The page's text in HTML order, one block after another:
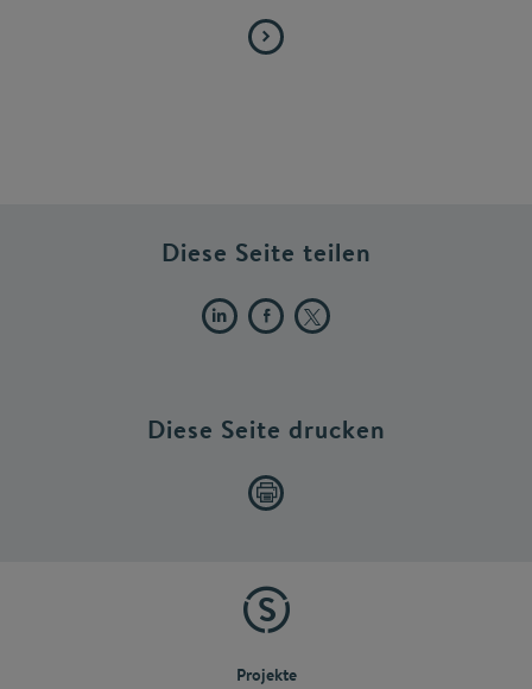
Diese Seite teilen
Diese Seite drucken
Projekte